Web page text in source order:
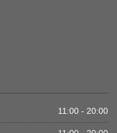
11:00 - 20:00